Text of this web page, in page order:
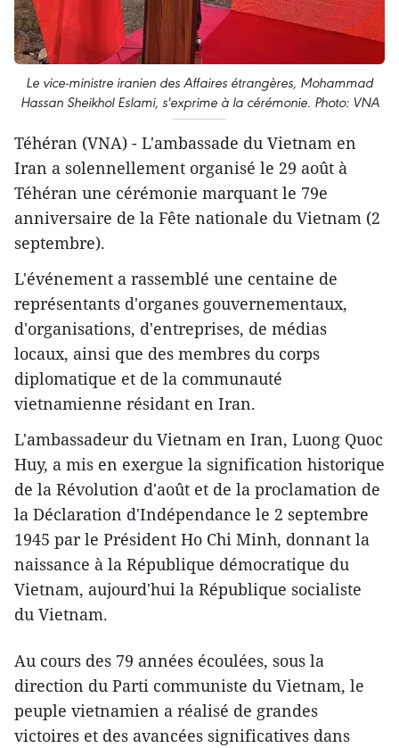
Le vice-ministre iranien des Affaires étrangères, Mohammad
Hassan Sheikhol Eslami, s'exprime à la cérémonie. Photo: VNA
Téhéran (VNA) - L'ambassade du Vietnam en
Iran a solennellement organisé le 29 août à
Téhéran une cérémonie marquant le 79e
anniversaire de la Fête nationale du Vietnam (2
septembre).
L'événement a rassemblé une centaine de
représentants d'organes gouvernementaux,
d'organisations, d'entreprises, de médias
locaux, ainsi que des membres du corps
diplomatique et de la communauté
vietnamienne résidant en Iran.
L'ambassadeur du Vietnam en Iran, Luong Quoc
Huy, a mis en exergue la signification historique
de la Révolution d'août et de la proclamation de
la Déclaration d'Indépendance le 2 septembre
1945 par le Président Ho Chi Minh, donnant la
naissance à la République démocratique du
Vietnam, aujourd'hui la République socialiste
du Vietnam.
Au cours des 79 années écoulées, sous la
direction du Parti communiste du Vietnam, le
peuple vietnamien a réalisé de grandes
victoires et des avancées significatives dans